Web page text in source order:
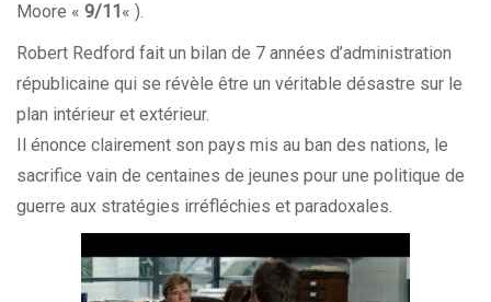
Moore « 9/11 « ).
Robert Redford fait un bilan de 7 années d’administration
républicaine qui se révèle être un véritable désastre sur le
plan intérieur et extérieur.
Il énonce clairement son pays mis au ban des nations, le
sacrifice vain de centaines de jeunes pour une politique de
guerre aux stratégies irréfléchies et paradoxales.